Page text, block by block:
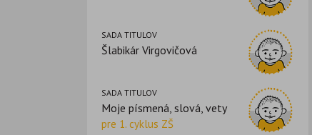
SADA TITULOV
Šlabikár Virgovičová
SADA TITULOV
Moje písmená, slová, vety
pre 1. cyklus ZŠ